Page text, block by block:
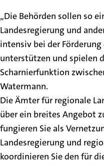
„Die Behörden sollen so
Landesregierung und
intensiv bei der
unterstützen und spielen
Scharnierfunktion
Watermann.
Die Ämter für regionale
über ein breites Angebot
fungieren Sie als
Landesregierung und
koordinieren Sie den für